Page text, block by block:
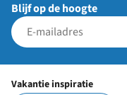
Blijf op de hoogte
Vakantie inspiratie